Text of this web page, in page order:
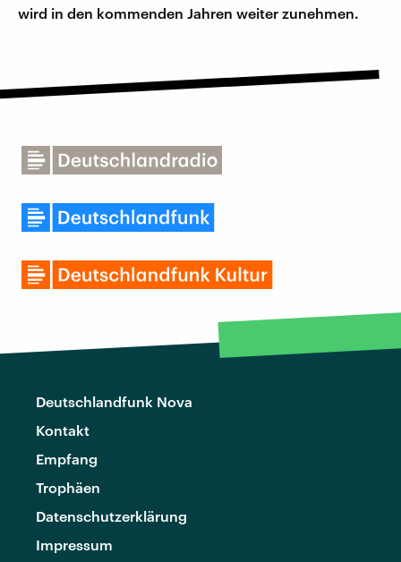
wird in den kommenden Jahren weiter zunehmen.
Deutschlandfunk Nova
Kontakt
Empfang
Trophäen
Datenschutzerklärung
Impressum